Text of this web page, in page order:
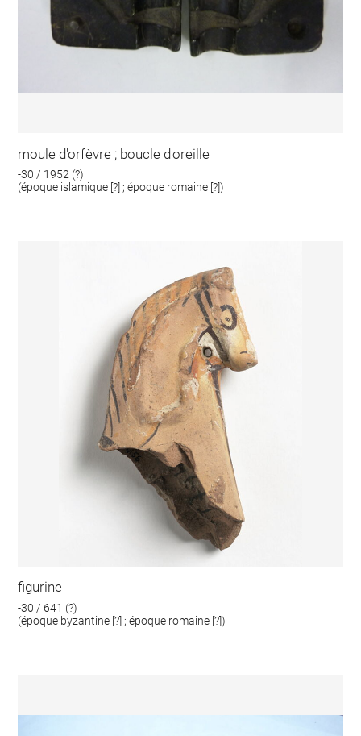
moule d'orfèvre ; boucle d'oreille
-30 / 1952 (?)
(époque islamique [?] ; époque romaine [?])
figurine
-30 / 641 (?)
(époque byzantine [?] ; époque romaine [?])